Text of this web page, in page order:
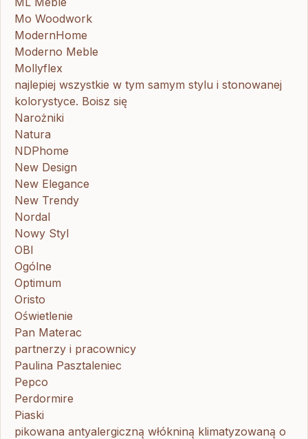
Mo Woodwork
ModernHome
Moderno Meble
Mollyflex
najlepiej wszystkie w tym samym stylu i stonowanej
kolorystyce. Boisz się
Narożniki
Natura
NDPhome
New Design
New Elegance
New Trendy
Nordal
Nowy Styl
OBI
Ogólne
Optimum
Oristo
Oświetlenie
Pan Materac
partnerzy i pracownicy
Paulina Pasztaleniec
Pepco
Perdormire
Piaski
pikowana antyalergiczną włókniną klimatyzowaną o